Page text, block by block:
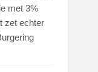
met 3%
zet echter